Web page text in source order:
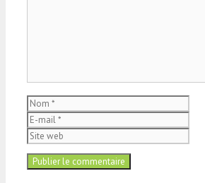
Nom
mail
web